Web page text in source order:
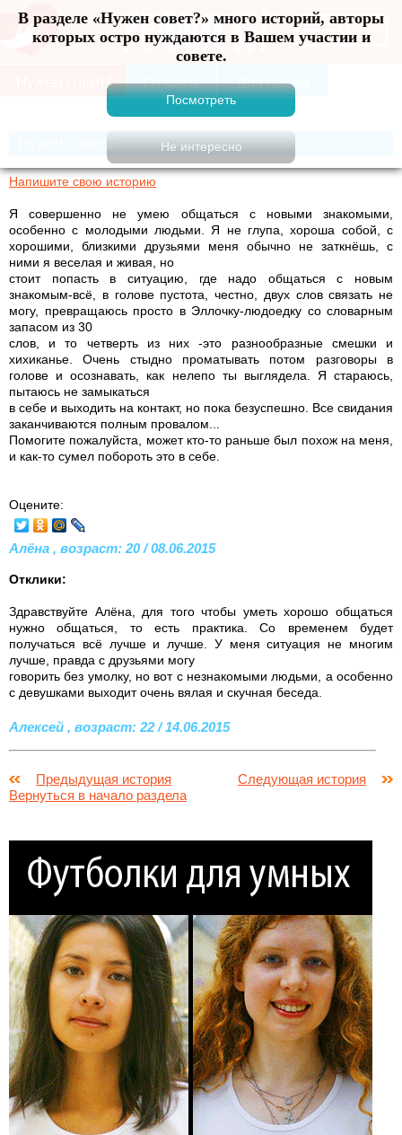
В разделе «Нужен совет?» много историй, авторы
которых остро нуждаются в Вашем участии и
совете.
Меню
Нужен совет?
Напишите свою историю
Я совершенно не умею общаться с новыми знакомыми,
особенно с молодыми людьми. Я не глупа, хороша собой, с
хорошими, близкими друзьями меня обычно не заткнёшь, с
ними я веселая и живая, но
стоит попасть в ситуацию, где надо общаться с новым
знакомым-всё, в голове пустота, честно, двух слов связать не
могу, превращаюсь просто в Эллочку-людоедку со словарным
запасом из 30
слов, и то четверть из них -это разнообразные смешки и
хихиканье. Очень стыдно проматывать потом разговоры в
голове и осознавать, как нелепо ты выглядела. Я стараюсь,
пытаюсь не замыкаться
в себе и выходить на контакт, но пока безуспешно. Все свидания
заканчиваются полным провалом...
Помогите пожалуйста, может кто-то раньше был похож на меня,
и как-то сумел побороть это в себе.
Оцените:
Алёна , возраст: 20 / 08.06.2015
Отклики:
Здравствуйте Алёна, для того чтобы уметь хорошо общаться
нужно общаться, то есть практика. Со временем будет
получаться всё лучше и лучше. У меня ситуация не многим
лучше, правда с друзьями могу
говорить без умолку, но вот с незнакомыми людьми, а особенно
с девушками выходит очень вялая и скучная беседа.
Алексей , возраст: 22 / 14.06.2015
Предыдущая история
Следующая история
Вернуться в начало раздела